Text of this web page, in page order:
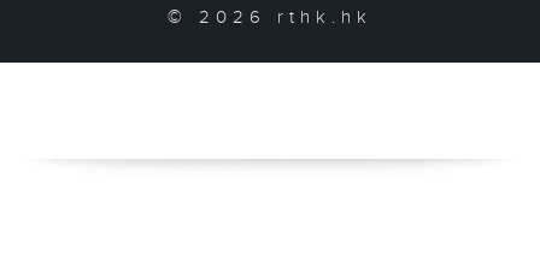
© 2026 rthk.hk